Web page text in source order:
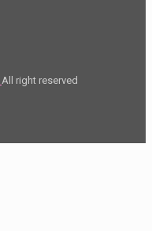
All right reserved